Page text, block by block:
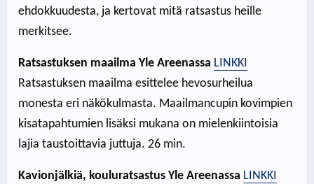
ehdokkuudesta, ja kertovat mitä ratsastus heille
merkitsee.
Ratsastuksen maailma Yle Areenassa LINKKI
Ratsastuksen maailma esittelee hevosurheilua
monesta eri näkökulmasta. Maailmancupin kovimpien
kisatapahtumien lisäksi mukana on mielenkiintoisia
lajia taustoittavia juttuja. 26 min.
Kavionjälkiä, kouluratsastus Yle Areenassa LINKKI